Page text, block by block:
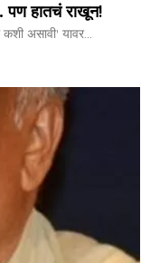
पण हातचं राखून!
असावी' यावर...